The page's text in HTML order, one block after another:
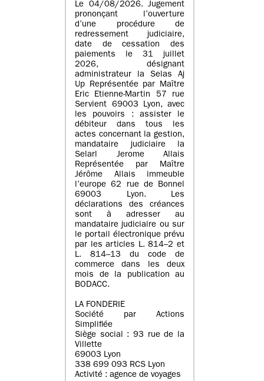
Le 04/08/2026. Jugement
prononçant l’ouverture
d’une procédure de
redressement judiciaire,
date de cessation des
paiements le 31 juillet
2026, désignant
administrateur la Selas Aj
Up Représentée par Maître
Eric Etienne-Martin 57 rue
Servient 69003 Lyon, avec
les pouvoirs : assister le
débiteur dans tous les
actes concernant la gestion,
mandataire judiciaire la
Selarl Jerome Allais
Représentée par Maître
Jérôme Allais immeuble
l’europe 62 rue de Bonnel
69003 Lyon. Les
déclarations des créances
sont à adresser au
mandataire judiciaire ou sur
le portail électronique prévu
par les articles L. 814–2 et
L. 814–13 du code de
commerce dans les deux
mois de la publication au
BODACC.
LA FONDERIE
Société par Actions
Simplifiée
Siège social : 93 rue de la
Villette
69003 Lyon
338 699 093 RCS Lyon
Activité : agence de voyages